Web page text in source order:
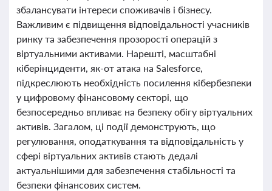
збалансувати інтереси споживачів і бізнесу.
Важливим є підвищення відповідальності учасників
ринку та забезпечення прозорості операцій з
віртуальними активами. Нарешті, масштабні
кіберінциденти, як-от атака на Salesforce,
підкреслюють необхідність посилення кібербезпеки
у цифровому фінансовому секторі, що
безпосередньо впливає на безпеку обігу віртуальних
активів. Загалом, ці події демонструють, що
регулювання, оподаткування та відповідальність у
сфері віртуальних активів стають дедалі
актуальнішими для забезпечення стабільності та
безпеки фінансових систем.